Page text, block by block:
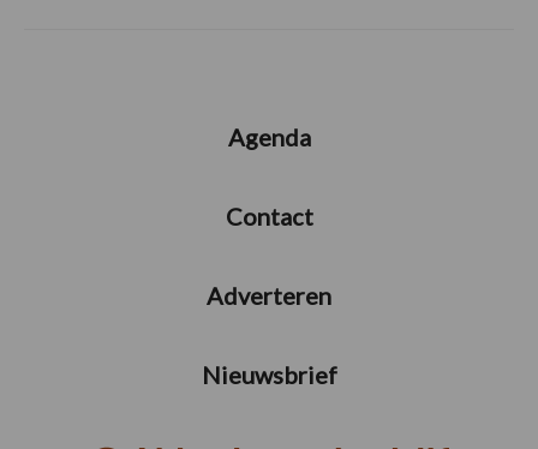
Agenda
Contact
Adverteren
Nieuwsbrief